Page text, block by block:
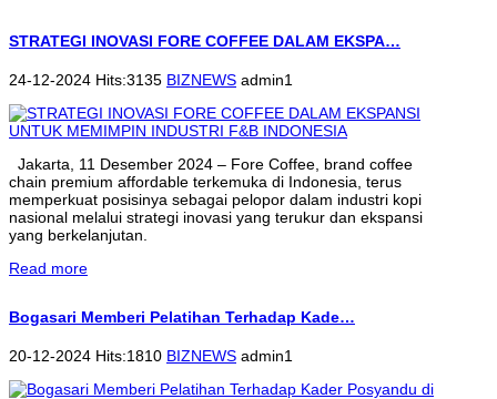
STRATEGI INOVASI FORE COFFEE DALAM EKSPA…
24-12-2024 Hits:3135 BIZNEWS admin1
Jakarta, 11 Desember 2024 – Fore Coffee, brand coffee
chain premium affordable terkemuka di Indonesia, terus
memperkuat posisinya sebagai pelopor dalam industri kopi
nasional melalui strategi inovasi yang terukur dan ekspansi
yang berkelanjutan.
Read more
Bogasari Memberi Pelatihan Terhadap Kade…
20-12-2024 Hits:1810 BIZNEWS admin1